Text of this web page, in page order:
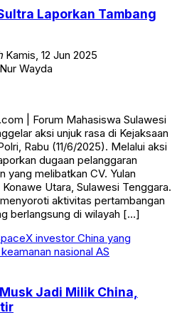
Laporkan Tambang
Kamis, 12 Jun 2025
Wayda
| Forum Mahasiswa Sulawesi
aksi unjuk rasa di Kejaksaan
Rabu (11/6/2025). Melalui aksi
dugaan pelanggaran
yang melibatkan CV. Yulan
Utara, Sulawesi Tenggara.
aktivitas pertambangan
berlangsung di wilayah […]
Jadi Milik China,